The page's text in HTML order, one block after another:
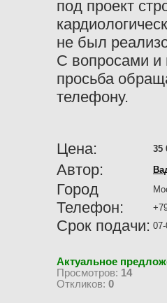
под проект
не был
С вопросами
просьба
телефону.
Цена: 35
Автор:
Город
Телефон:
Срок подачи:
Актуальное
Просмотров: 14
Откликов: 0